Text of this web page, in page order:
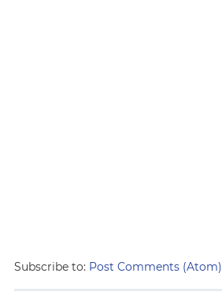
Subscribe to: Post Comments (Atom)